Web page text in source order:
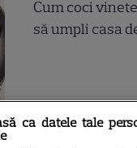
Cum coci
să umpli casa
ca datele tale